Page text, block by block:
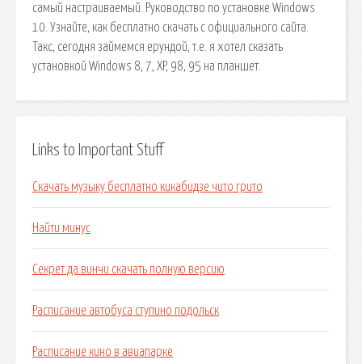
самый настраиваемый. Руководство по установке Windows
10. Узнайте, как бесплатно скачать с официального сайта.
Такс, сегодня займемся ерундой, т.е. я хотел сказать
установкой Windows 8, 7, XP, 98, 95 на планшет.
Links to Important Stuff
Скачать музыку бесплатно кикабидзе чито грито
Найти минус
Секрет да винчи скачать полную версию
Расписание автобуса ступино подольск
Расписание кино в авиапарке